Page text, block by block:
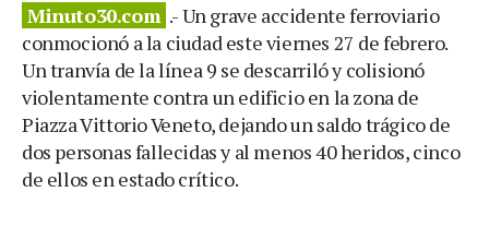
Minuto30.com .- Un grave accidente ferroviario
conmocionó a la ciudad este viernes 27 de febrero.
Un tranvía de la línea 9 se descarriló y colisionó
violentamente contra un edificio en la zona de
Piazza Vittorio Veneto, dejando un saldo trágico de
dos personas fallecidas y al menos 40 heridos, cinco
de ellos en estado crítico.